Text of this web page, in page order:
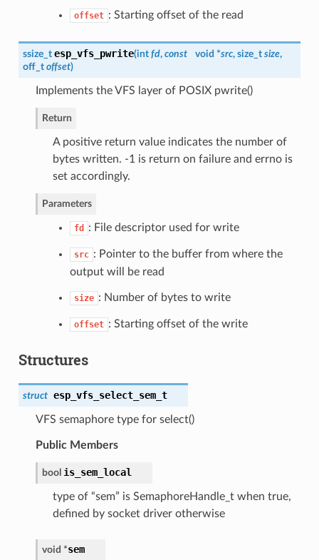
offset : Starting offset of the read
ssize_t esp_vfs_pwrite(int fd, const void *src, size_t size,
off_t offset)
Implements the VFS layer of POSIX pwrite()
Return
A positive return value indicates the number of
bytes written. -1 is return on failure and errno is
set accordingly.
Parameters
fd : File descriptor used for write
src : Pointer to the buffer from where the
output will be read
size : Number of bytes to write
offset : Starting offset of the write
Structures
struct esp_vfs_select_sem_t
VFS semaphore type for select()
Public Members
bool is_sem_local
type of “sem” is SemaphoreHandle_t when true,
defined by socket driver otherwise
void *sem